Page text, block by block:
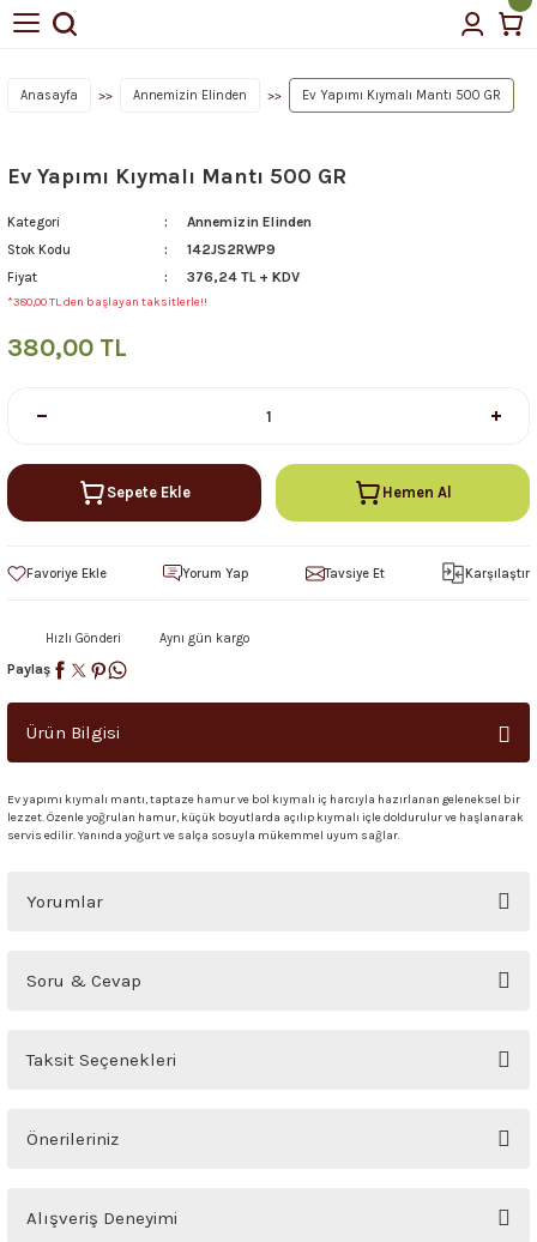
Yağı
Anasayfa Annemizin Elinden Ev Yapımı Kıymalı Mantı 500 GR
Ev Yapımı Kıymalı Mantı 500 GR
Kategori Annemizin Elinden
Stok Kodu 142JS2RWP9
Fiyat 376,24 TL + KDV
*380,00 TL den başlayan taksitlerle!!
380,00 TL
Sepete Ekle Hemen Al
Yorum Yap Tavsiye Et Karşılaştır
Hızlı Gönderi Aynı gün kargo
Paylaş
Ürün Bilgisi
Ev yapımı kıymalı mantı, taptaze hamur ve bol kıymalı iç harcıyla hazırlanan geleneksel bir
lezzet. Özenle yoğrulan hamur, küçük boyutlarda açılıp kıymalı içle doldurulur ve haşlanarak
servis edilir. Yanında yoğurt ve salça sosuyla mükemmel uyum sağlar.
Yorumlar
Soru & Cevap
Ürün hakkında henüz soru sorulmamış.
Taksit Seçenekleri
Önerileriniz
Bu ürünün fiyat bilgisi, resim, ürün açıklamalarında ve diğer konularda
yetersiz gördüğünüz noktaları öneri formunu kullanarak tarafımıza
Alışveriş Deneyimi